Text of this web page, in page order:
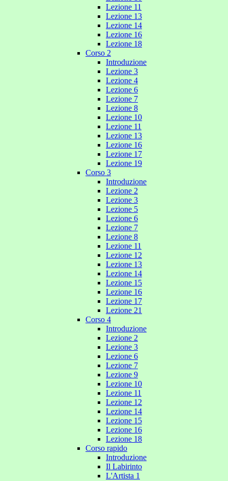
Lezione 11
Lezione 13
Lezione 14
Lezione 16
Lezione 18
Corso 2
Introduzione
Lezione 3
Lezione 4
Lezione 6
Lezione 7
Lezione 8
Lezione 10
Lezione 11
Lezione 13
Lezione 16
Lezione 17
Lezione 19
Corso 3
Introduzione
Lezione 2
Lezione 3
Lezione 5
Lezione 6
Lezione 7
Lezione 8
Lezione 11
Lezione 12
Lezione 13
Lezione 14
Lezione 15
Lezione 16
Lezione 17
Lezione 21
Corso 4
Introduzione
Lezione 2
Lezione 3
Lezione 6
Lezione 7
Lezione 9
Lezione 10
Lezione 11
Lezione 12
Lezione 14
Lezione 15
Lezione 16
Lezione 18
Corso rapido
Introduzione
Il Labirinto
L'Artista 1